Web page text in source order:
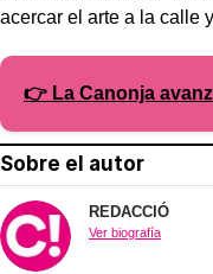
acercar el arte a la calle
👉 La Canonja
Sobre el autor
REDACCIÓ
Ver biografía